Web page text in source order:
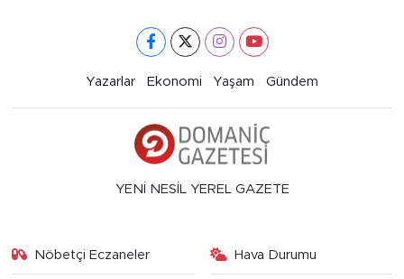
Yazarlar Ekonomi Yaşam Gündem
YENİ NESİL YEREL GAZETE
Nöbetçi Eczaneler Hava Durumu